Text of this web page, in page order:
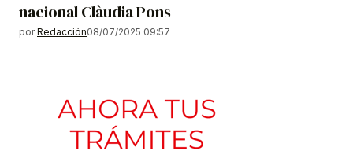
nacional Clàudia Pons
por Redacción08/07/2025 09:57